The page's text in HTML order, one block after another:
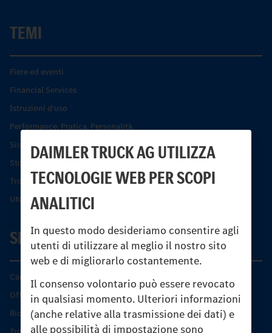
DAIMLER TRUCK AG UTILIZZA
TECNOLOGIE WEB PER SCOPI
ANALITICI
In questo modo desideriamo consentire agli
utenti di utilizzare al meglio il nostro sito
web e di migliorarlo costantemente.
Il consenso volontario può essere revocato
in qualsiasi momento. Ulteriori informazioni
(anche relative alla trasmissione dei dati) e
alle possibilità di impostazione sono
TEMI
Fiere ed eventi
Financial Services
Istruzioni d'uso
Performance. Pratica. Personalità.
Sistemi di assistenza alla guida e di sicurezza
Storia dell’Unimog
Trovare un partner
UNI-TOUCH®
SERVIZIO
Caratteristiche di prodotto
Offerta di servizio Unimog
Ricambi originali